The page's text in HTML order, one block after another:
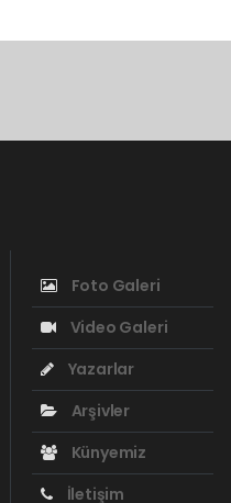
Foto Galeri
Video Galeri
Yazarlar
Arşivler
Künyemiz
İletişim